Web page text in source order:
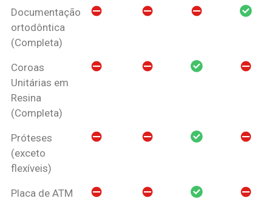
Documentação
ortodôntica
(Completa)
Coroas
Unitárias em
Resina
(Completa)
Próteses
(exceto
flexíveis)
Placa de ATM